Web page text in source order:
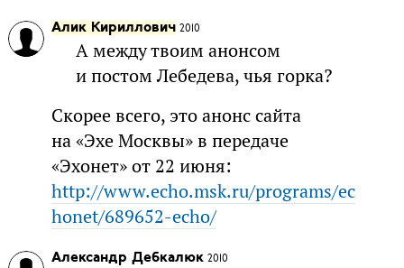
Алик Кириллович 2010
А между твоим анонсом
и постом Лебедева, чья горка?
Скорее всего, это анонс сайта
на «Эхе Москвы» в передаче
«Эхонет» от 22 июня:
http://www.echo.msk.ru/programs/ec
honet/689652-echo/
Александр Дебкалюк 2010